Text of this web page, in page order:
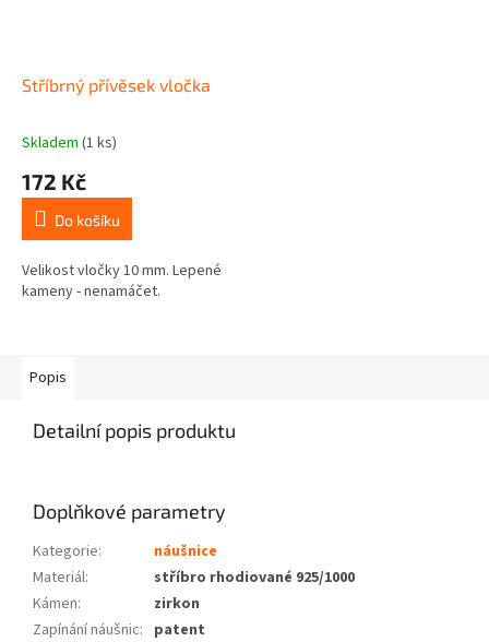
Stříbrný přívěsek vločka
Skladem (1 ks)
172 Kč
Do košíku
Velikost vločky 10 mm. Lepené
kameny - nenamáčet.
Popis
Detailní popis produktu
Doplňkové parametry
Kategorie:
náušnice
Materiál:
stříbro rhodiované 925/1000
Kámen:
zirkon
Zapínání náušnic: patent